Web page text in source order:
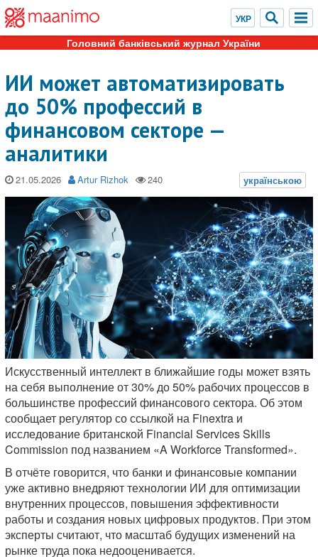
Головний банківський журнал України
ИИ может автоматизировать
до 50% профессий в
финансовом секторе —
аналитики
21.05.2026 Artur Rizhok
Искусственный интеллект в ближайшие годы может взять
на себя выполнение от 30% до 50% рабочих процессов в
большинстве профессий финансового сектора. Об этом
сообщает регулятор со ссылкой на Finextra и
исследование британской Financial Services Skills
Commission под названием «A Workforce Transformed».
В отчёте говорится, что банки и финансовые компании
уже активно внедряют технологии ИИ для оптимизации
внутренних процессов, повышения эффективности
работы и создания новых цифровых продуктов. При этом
эксперты считают, что масштаб будущих изменений на
рынке труда пока недооценивается.